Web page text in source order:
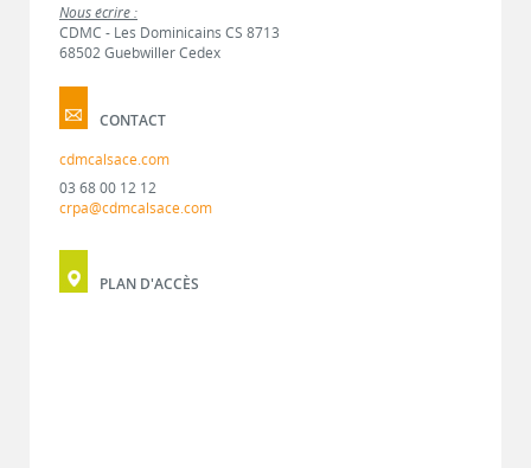
Nous écrire :
CDMC - Les Dominicains CS 8713
68502 Guebwiller Cedex
CONTACT
cdmcalsace.com
03 68 00 12 12
crpa@cdmcalsace.com
PLAN D'ACCÈS